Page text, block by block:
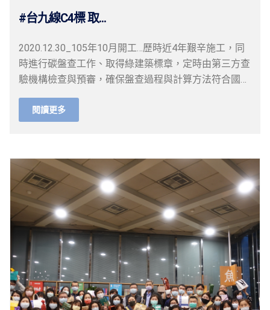
#台九線C4標 取...
2020.12.30_105年10月開工…歷時近4年艱辛施工，同
時進行碳盤查工作、取得綠建築標章，定時由第三方查
驗機構檢查與預審，確保盤查過程與計算方法符合國際
規範要求。
閱讀更多